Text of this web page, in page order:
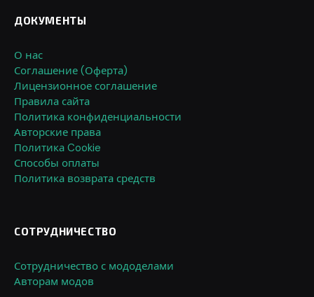
ДОКУМЕНТЫ
О нас
Соглашение (Оферта)
Лицензионное соглашение
Правила сайта
Политика конфиденциальности
Авторские права
Политика Cookie
Способы оплаты
Политика возврата средств
СОТРУДНИЧЕСТВО
Сотрудничество с мододелами
Авторам модов